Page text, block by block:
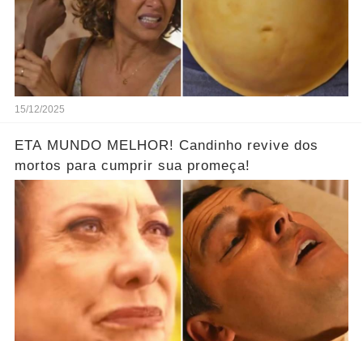
15/12/2025
ETA MUNDO MELHOR! Candinho revive dos
mortos para cumprir sua promeça!